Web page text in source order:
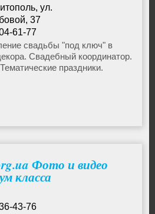
ул.
37
61-77
свадьбы "под ключ" в
Свадебный координатор.
праздники.
Фото и видео
класса
43-76